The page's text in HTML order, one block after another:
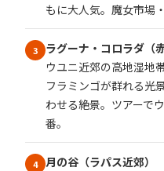
もに大人気。魔女市場
3
ラグーナ・コロラダ（
ウユニ近郊の高地湿地
フラミンゴが群れる光
わせる絶景。ツアーで
番。
4
月の谷（ラパス近郊）